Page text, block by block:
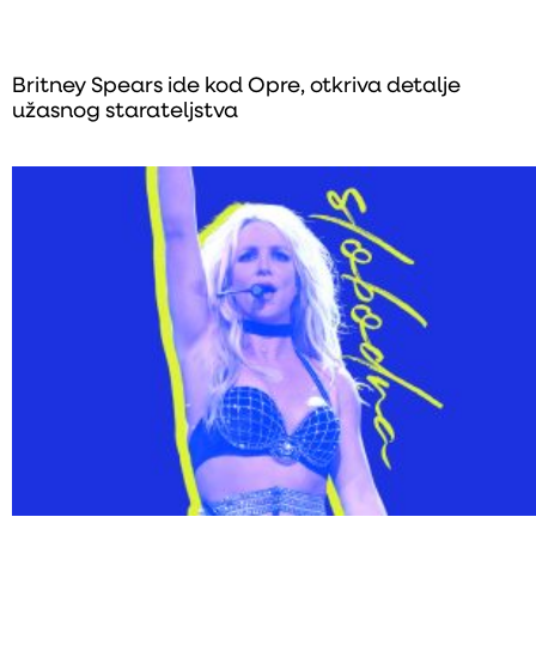
Britney Spears ide kod Opre, otkriva detalje
užasnog starateljstva